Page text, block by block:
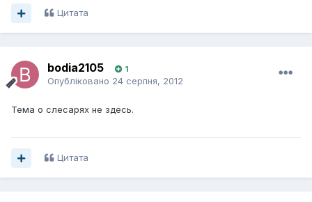
Цитата
bodia2105 1
Опубліковано 24 серпня, 2012
Тема о слесарях не здесь.
Цитата